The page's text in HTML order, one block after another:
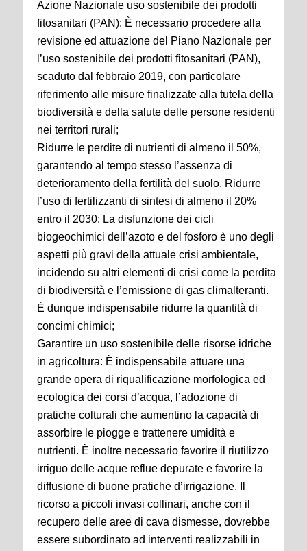
Azione Nazionale uso sostenibile dei prodotti
fitosanitari (PAN): È necessario procedere alla
revisione ed attuazione del Piano Nazionale per
l’uso sostenibile dei prodotti fitosanitari (PAN),
scaduto dal febbraio 2019, con particolare
riferimento alle misure finalizzate alla tutela della
biodiversità e della salute delle persone residenti
nei territori rurali;
Ridurre le perdite di nutrienti di almeno il 50%,
garantendo al tempo stesso l’assenza di
deterioramento della fertilità del suolo. Ridurre
l’uso di fertilizzanti di sintesi di almeno il 20%
entro il 2030: La disfunzione dei cicli
biogeochimici dell’azoto e del fosforo è uno degli
aspetti più gravi della attuale crisi ambientale,
incidendo su altri elementi di crisi come la perdita
di biodiversità e l’emissione di gas climalteranti.
È dunque indispensabile ridurre la quantità di
concimi chimici;
Garantire un uso sostenibile delle risorse idriche
in agricoltura: È indispensabile attuare una
grande opera di riqualificazione morfologica ed
ecologica dei corsi d’acqua, l’adozione di
pratiche colturali che aumentino la capacità di
assorbire le piogge e trattenere umidità e
nutrienti. È inoltre necessario favorire il riutilizzo
irriguo delle acque reflue depurate e favorire la
diffusione di buone pratiche d’irrigazione. Il
ricorso a piccoli invasi collinari, anche con il
recupero delle aree di cava dismesse, dovrebbe
essere subordinato ad interventi realizzabili in